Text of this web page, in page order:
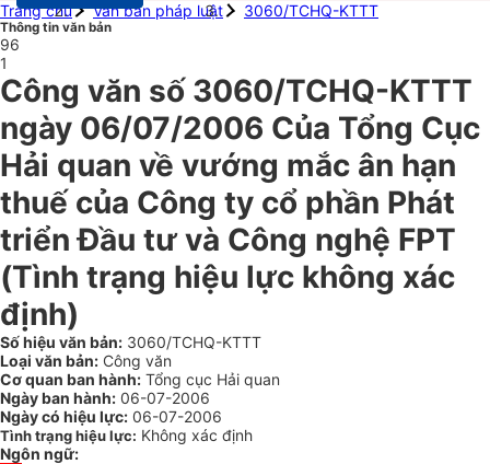
Trang chủ
Văn bản pháp luật 3060/TCHQ-KTTT
Thông tin văn bản
96
1
Công văn số 3060/TCHQ-KTTT
ngày 06/07/2006 Của Tổng Cục
Hải quan về vướng mắc ân hạn
thuế của Công ty cổ phần Phát
triển Đầu tư và Công nghệ FPT
(Tình trạng hiệu lực không xác
định)
Số hiệu văn bản: 3060/TCHQ-KTTT
Loại văn bản: Công văn
Cơ quan ban hành: Tổng cục Hải quan
Ngày ban hành: 06-07-2006
Ngày có hiệu lực: 06-07-2006
Tình trạng hiệu lực: Không xác định
Ngôn ngữ: